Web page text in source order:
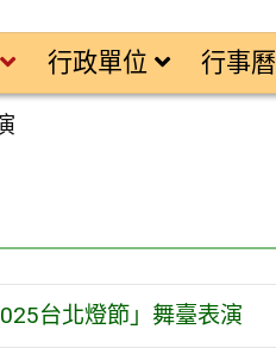
行政單位 行事曆
台北燈節」舞臺表演